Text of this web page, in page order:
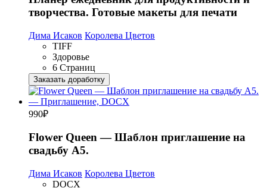
творчества. Готовые макеты для печати
Дима Исаков Королева Цветов
TIFF
Здоровье
6 Страниц
Заказать доработку
990₽
Flower Queen — Шаблон приглашение на
свадьбу А5.
Дима Исаков Королева Цветов
DOCX